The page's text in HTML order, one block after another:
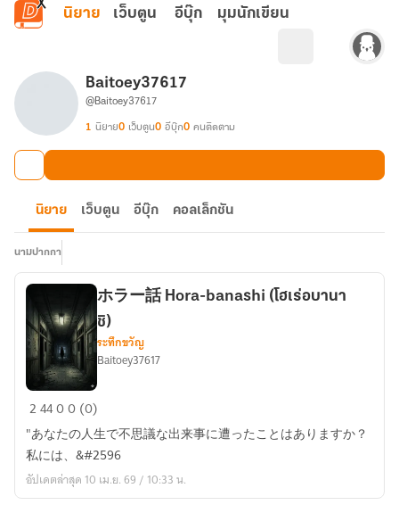
ข้ามไปยังเนื้อหาหลัก
นิยาย เว็บตูน อีบุ๊ก มุมนักเขียน
Baitoey37617
@Baitoey37617
1 นิยาย0 เว็บตูน0 อีบุ๊ก0 คนติดตาม
นิยาย เว็บตูน อีบุ๊ก คอลเล็กชัน
นามปากกา
ホ
ー
話
Hora-
ホラー話 Hora-banashi (โฮเร่อบานา
ชิ)
ระทึกขวัญ
Baitoey37617
24400 (0)
"あなたの人生で不思議な出来事に遭ったことはありますか？
私には、&#2596
อัปเดตล่าสุด 10 เม.ย. 69 / 10:33 น.